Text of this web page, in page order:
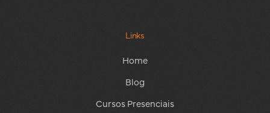
Links
Home
Blog
Cursos Presenciais